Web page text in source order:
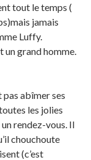
tout le temps (
jamais
Luffy.
un grand homme.
pas abîmer ses
les jolies
rendez-vous. Il
chouchoute
(c’est